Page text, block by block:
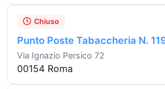
Chiuso
Punto Poste Tabaccheria N.
Via Ignazio Persico 72
00154 Roma